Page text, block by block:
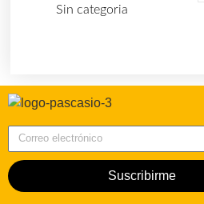
Sin categoria
Suscribirme